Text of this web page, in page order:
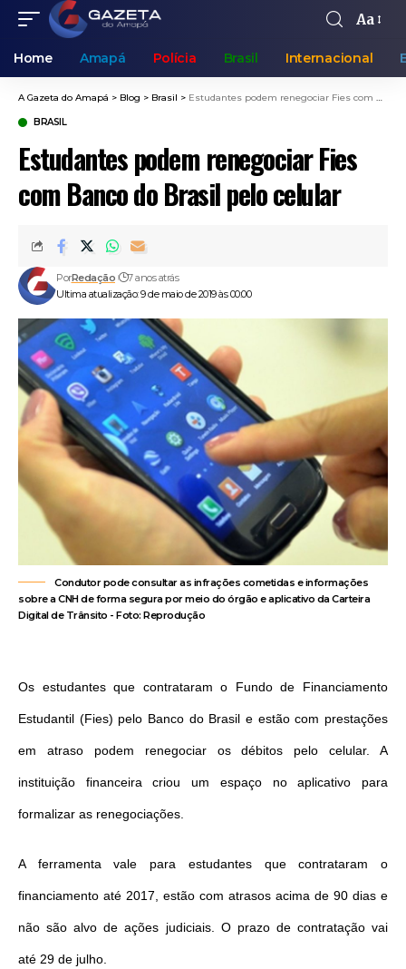
Aa
Home Amapá Polícia Brasil Internacional
A Gazeta do Amapá > Blog > Brasil > Estudantes podem renegociar Fies com Banco do Brasil pelo celular
BRASIL
Estudantes podem renegociar Fies
com Banco do Brasil pelo celular
Ultima atualização: 9 de maio de 2019 às 00:00
PorRedação 7 anos atrás
Condutor pode consultar as infrações cometidas e informações
sobre a CNH de forma segura por meio do órgão e aplicativo da Carteira
Digital de Trânsito - Foto: Reprodução
Os estudantes que contrataram o Fundo de Financiamento
Estudantil (Fies) pelo Banco do Brasil e estão com prestações
em atraso podem renegociar os débitos pelo celular. A
instituição financeira criou um espaço no aplicativo para
formalizar as renegociações.
A ferramenta vale para estudantes que contrataram o
financiamento até 2017, estão com atrasos acima de 90 dias e
não são alvo de ações judiciais. O prazo de contratação vai
até 29 de julho.